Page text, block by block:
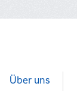
Über uns